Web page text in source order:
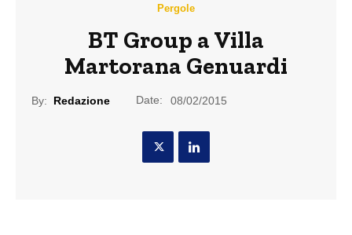
Pergole
BT Group a Villa
Martorana Genuardi
By: Redazione Date: 08/02/2015